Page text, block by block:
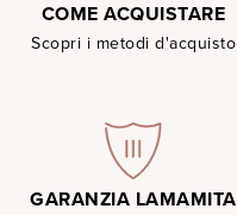
COME ACQUISTARE
Scopri i metodi d'acquisto
GARANZIA LAMAMITA